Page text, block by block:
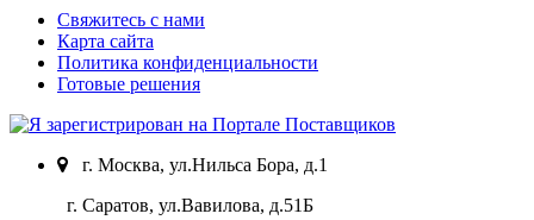
Свяжитесь с нами
Карта сайта
Политика конфиденциальности
Готовые решения
г. Москва, ул.Нильса Бора, д.1
г. Саратов, ул.Вавилова, д.51Б